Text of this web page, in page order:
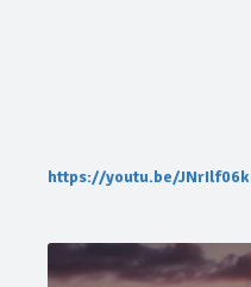
https://youtu.be/